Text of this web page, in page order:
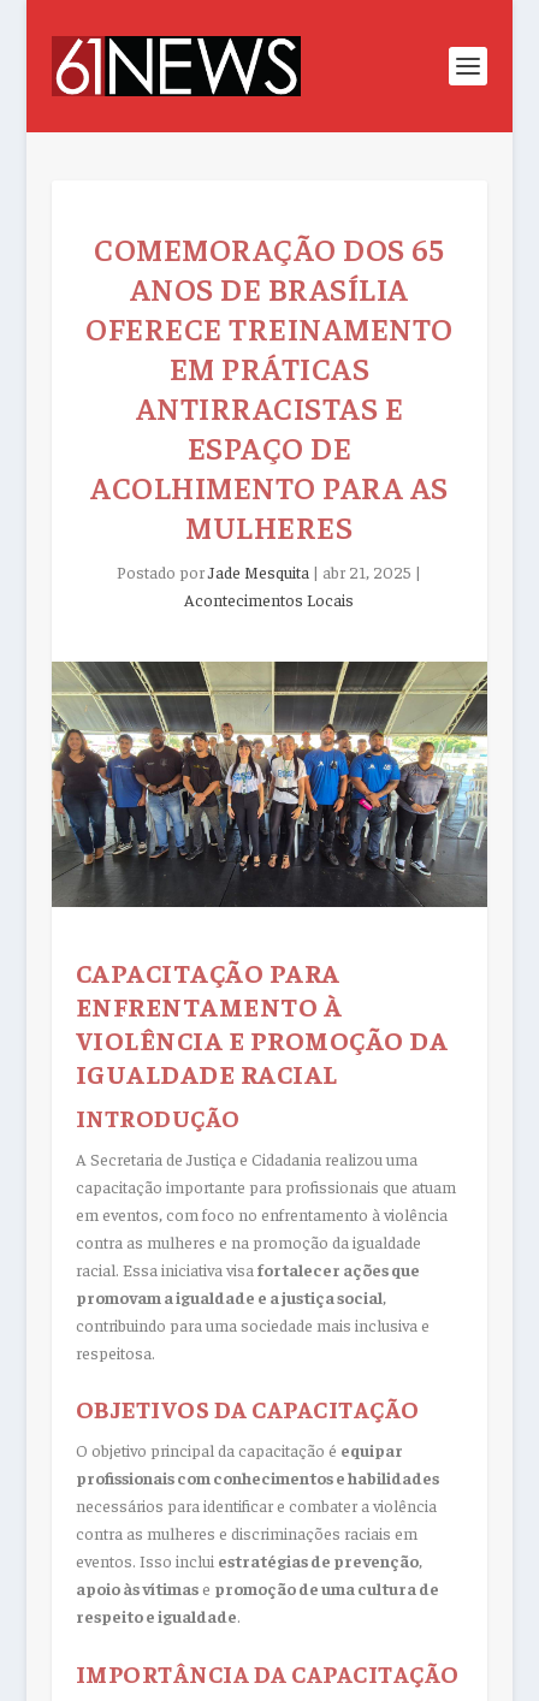
COMEMORAÇÃO DOS 65
ANOS DE BRASÍLIA
OFERECE TREINAMENTO
EM PRÁTICAS
ANTIRRACISTAS E
ESPAÇO DE
ACOLHIMENTO PARA AS
MULHERES
Postado porJade Mesquita | abr 21, 2025 |
Acontecimentos Locais
CAPACITAÇÃO PARA
ENFRENTAMENTO À
VIOLÊNCIA E PROMOÇÃO DA
IGUALDADE RACIAL
INTRODUÇÃO
A Secretaria de Justiça e Cidadania realizou uma
capacitação importante para profissionais que atuam
em eventos, com foco no enfrentamento à violência
contra as mulheres e na promoção da igualdade
racial. Essa iniciativa visa fortalecer ações que
promovam a igualdade e a justiça social,
contribuindo para uma sociedade mais inclusiva e
respeitosa.
OBJETIVOS DA CAPACITAÇÃO
O objetivo principal da capacitação é equipar
profissionais com conhecimentos e habilidades
necessários para identificar e combater a violência
contra as mulheres e discriminações raciais em
eventos. Isso inclui estratégias de prevenção,
apoio às vítimase promoção de uma cultura de
respeito e igualdade.
IMPORTÂNCIA DA CAPACITAÇÃO